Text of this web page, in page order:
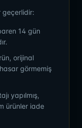
geçerlidir:
14 gün
orijinal
görmemiş
yapılmış,
ürünler iade